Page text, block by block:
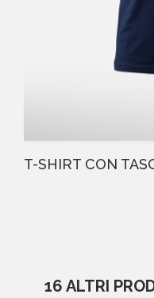
T-SHIRT CON
16 ALTRI